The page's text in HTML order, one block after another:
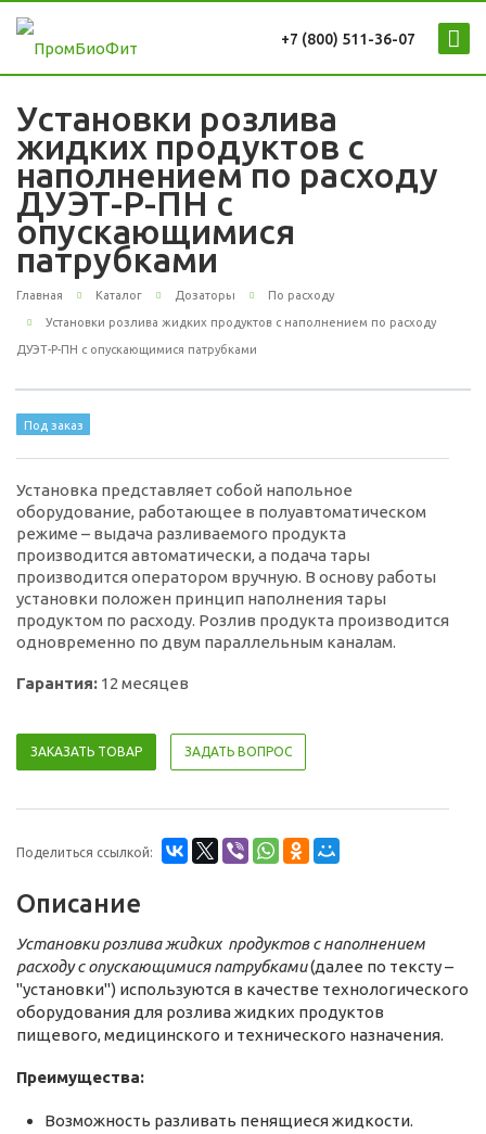
+7 (800) 511-36-07
Установки розлива
жидких продуктов с
наполнением по расходу
ДУЭТ-Р-ПН с
опускающимися
патрубками
Главная Каталог Дозаторы По расходу
Установки розлива жидких продуктов с наполнением по расходу
ДУЭТ-Р-ПН с опускающимися патрубками
Под заказ
Установка представляет собой напольное
оборудование, работающее в полуавтоматическом
режиме – выдача разливаемого продукта
производится автоматически, а подача тары
производится оператором вручную. В основу работы
установки положен принцип наполнения тары
продуктом по расходу. Розлив продукта производится
одновременно по двум параллельным каналам.
Гарантия: 12 месяцев
ЗАКАЗАТЬ ТОВАР ЗАДАТЬ ВОПРОС
Поделиться ссылкой:
Описание
Установки розлива жидких продуктов с наполнением
расходу с опускающимися патрубками(далее по тексту –
"установки") используются в качестве технологического
оборудования для розлива жидких продуктов
пищевого, медицинского и технического назначения.
Преимущества:
Возможность разливать пенящиеся жидкости.